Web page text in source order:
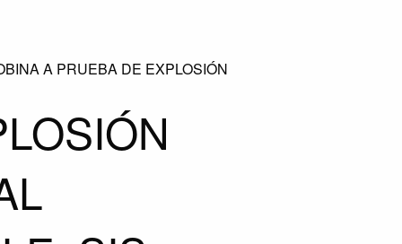
A PRUEBA DE EXPLOSIÓN